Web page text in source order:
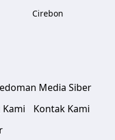
Cirebon
Media Siber
Kontak Kami